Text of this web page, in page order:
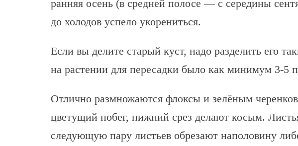
ранняя осень (в средней полосе — с середины
до холодов успело укорениться.
Если вы делите старый куст, надо разделить его
на растении для пересадки было как минимум 3-5
Отлично размножаются флоксы и зелёным
цветущий побег, нижний срез делают косым.
следующую пару листьев обрезают наполовину